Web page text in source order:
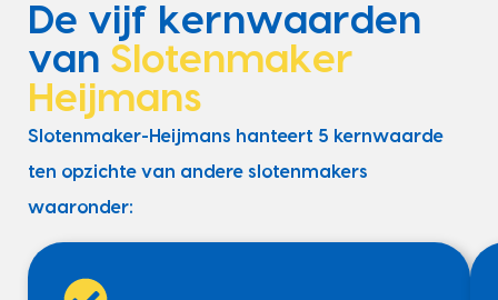
De vijf kernwaarden
van Slotenmaker
Heijmans
Slotenmaker-Heijmans hanteert 5 kernwaarde
ten opzichte van andere slotenmakers
waaronder: